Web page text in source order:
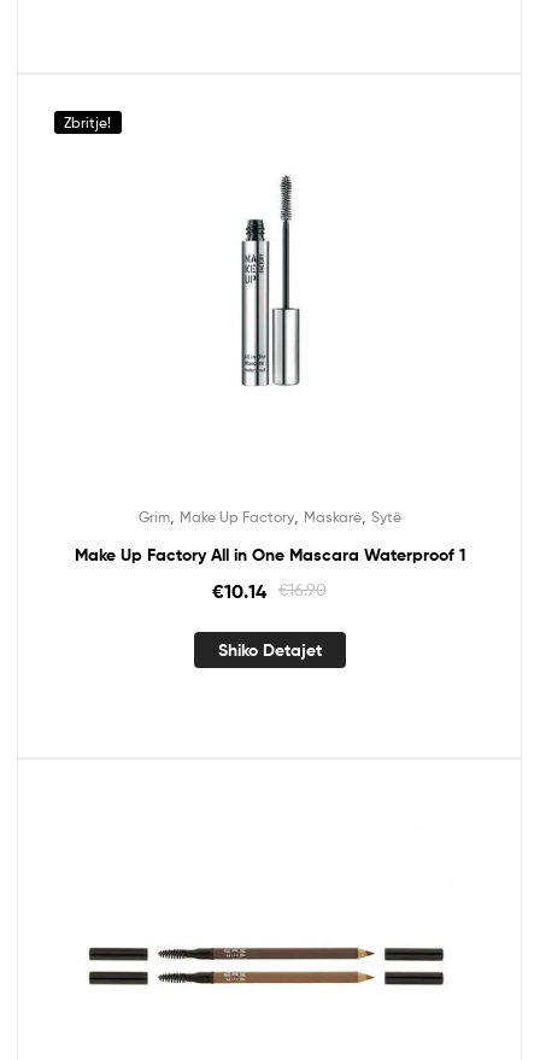
Zbritje!
Grim, Make Up Factory, Maskarë, Sytë
Make Up Factory All in One Mascara Waterproof 1
€16.90
€10.14
Shiko Detajet